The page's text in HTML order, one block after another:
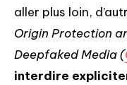
aller plus loin,
Origin Protection
Deepfaked Media (
interdire